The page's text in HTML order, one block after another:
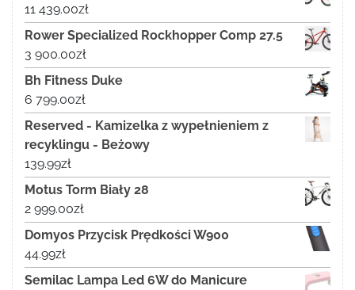
11 439.00zł
Rower Specialized Rockhopper Comp 27.5
3 900.00zł
Bh Fitness Duke
6 799.00zł
Reserved - Kamizelka z wypełnieniem z
recyklingu - Beżowy
139.99zł
Motus Torm Biały 28
2 999.00zł
Domyos Przycisk Prędkości W900
44.99zł
Semilac Lampa Led 6W do Manicure